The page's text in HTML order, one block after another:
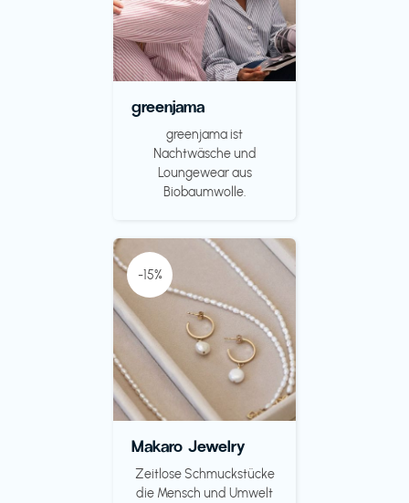
greenjama
greenjama ist
Nachtwäsche und
Loungewear aus
Biobaumwolle.
-15%
Makaro Jewelry
Zeitlose Schmuckstücke
die Mensch und Umwelt